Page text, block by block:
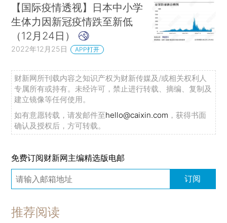
【国际疫情透视】日本中小学
生体力因新冠疫情跌至新低
（12月24日）
2022年12月25日 APP打开
财新网所刊载内容之知识产权为财新传媒及/或相关权利人
专属所有或持有。未经许可，禁止进行转载、摘编、复制及
建立镜像等任何使用。
如有意愿转载，请发邮件至hello@caixin.com ，获得书面
确认及授权后，方可转载。
免费订阅财新网主编精选版电邮
订阅
推荐阅读